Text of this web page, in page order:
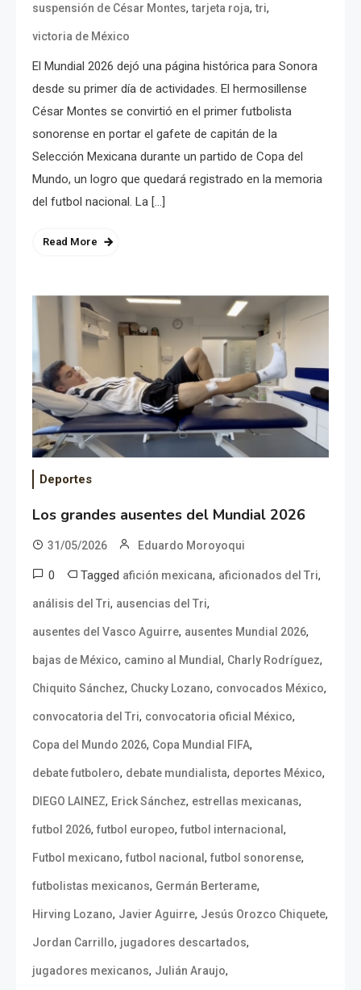
suspensión de César Montes,tarjeta roja,tri,
victoria de México
El Mundial 2026 dejó una página histórica para Sonora
desde su primer día de actividades. El hermosillense
César Montes se convirtió en el primer futbolista
sonorense en portar el gafete de capitán de la
Selección Mexicana durante un partido de Copa del
Mundo, un logro que quedará registrado en la memoria
del futbol nacional. La […]
Read More
Deportes
Los grandes ausentes del Mundial 2026
31/05/2026 Eduardo Moroyoqui
0 Tagged afición mexicana, aficionados del Tri,
análisis del Tri, ausencias del Tri,
ausentes del Vasco Aguirre, ausentes Mundial 2026,
bajas de México, camino al Mundial , Charly Rodríguez,
Chiquito Sánchez, Chucky Lozano, convocados México,
convocatoria del Tri, convocatoria oficial México,
Copa del Mundo 2026, Copa Mundial FIFA,
debate futbolero, debate mundialista, deportes México,
DIEGO LAINEZ, Erick Sánchez, estrellas mexicanas,
futbol 2026, futbol europeo, futbol internacional ,
Futbol mexicano, futbol nacional , futbol sonorense,
futbolistas mexicanos, Germán Berterame,
Hirving Lozano, Javier Aguirre, Jesús Orozco Chiquete,
Jordan Carrillo, jugadores descartados,
jugadores mexicanos, Julián Araujo,